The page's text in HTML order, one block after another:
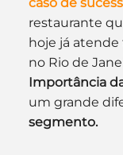
restaurante
hoje já
no Rio de
Importância
um grande
segmento.